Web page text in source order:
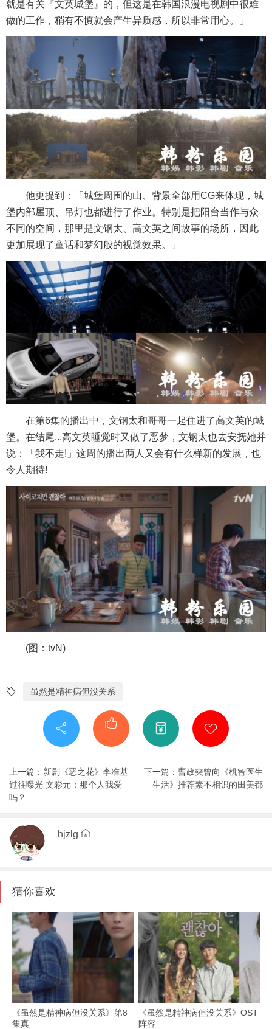
就是有关『文英城堡』的，但这是在韩国浪漫电视剧中很难
做的工作，稍有不慎就会产生异质感，所以非常用心。」
他更提到：「城堡周围的山、背景全部用CG来体现，城
堡内部屋顶、吊灯也都进行了作业。特别是把阳台当作与众
不同的空间，那里是文钢太、高文英之间故事的场所，因此
更加展现了童话和梦幻般的视觉效果。」
在第6集的播出中，文钢太和哥哥一起住进了高文英的城
堡。在结尾...高文英睡觉时又做了恶梦，文钢太也去安抚她并
说：「我不走!」这周的播出两人又会有什么样新的发展，也
令人期待!
(图：tvN)
虽然是精神病但没关系
上一篇： 新剧《恶之花》李准基
过往曝光 文彩元：那个人我爱
吗？
下一篇： 曹政奭曾向《机智医生
生活》推荐素不相识的田美都
hjzlg
猜你喜欢
《虽然是精神病但没关系》第8
集真
《虽然是精神病但没关系》OST
阵容